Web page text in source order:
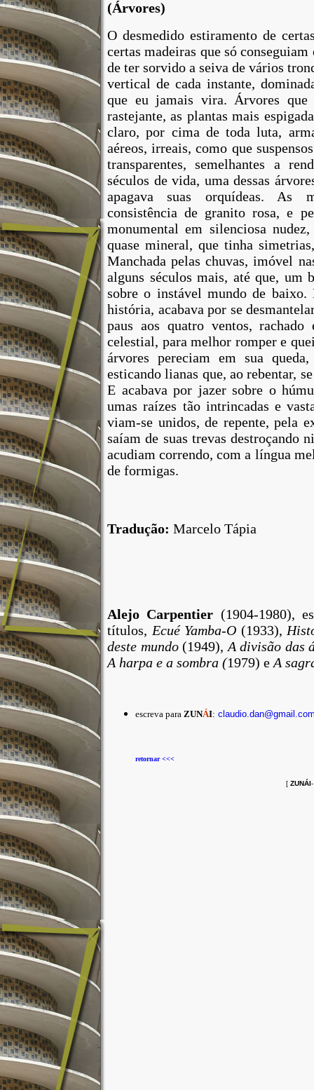
(Árvores)
O desmedido estiramentode
certas madeiras que só conseguiam
de ter sorvido a seiva de vários
vertical de cada instante,
que eu jamais vira. Árvores que
rastejante, as plantas mais
claro,por cima detoda luta,
aéreos,irreais,como que
transparentes,semelhantes a
séculos devida, uma dessas
apagavasuas orquídeas. As
consistência de granito rosa, e
monumental em silenciosa nudez,
quase mineral, que tinha simetrias
Manchada pelaschuvas,imóvel
alguns séculos mais, até que, um
sobre o instável mundo de baixo.
história, acabavapor se
paus aos quatro ventos, rachado
celestial, para melhor rompere
árvores pereciam em sua queda,
esticandolianas que, aorebentar,
E acabava por jazer sobre o
umas raízes tãointrincadas e
viam-se unidos, de repente,pela
saíam de suas trevas destroçando
acudiam correndo,com a língua
de formigas.
Tradução: Marcelo Tápia
Alejo Carpentier (1904-1980),
títulos, Ecué Yamba-O (1933),
deste mundo(1949), A divisão das
A harpa e a sombra (1979) e A
escreva para ZUNÁI:
retornar <<<
[ ZUNÁI